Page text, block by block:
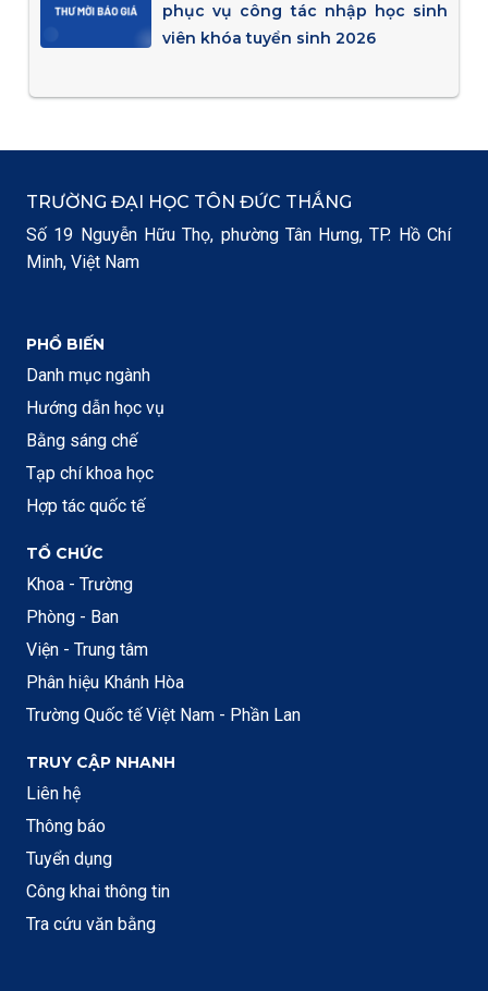
phục vụ công tác nhập học sinh
viên khóa tuyển sinh 2026
TRƯỜNG ĐẠI HỌC TÔN ĐỨC THẮNG
Số 19 Nguyễn Hữu Thọ, phường Tân Hưng, TP. Hồ Chí
Minh, Việt Nam
PHỔ BIẾN
Danh mục ngành
Hướng dẫn học vụ
Bằng sáng chế
Tạp chí khoa học
Hợp tác quốc tế
TỔ CHỨC
Khoa - Trường
Phòng - Ban
Viện - Trung tâm
Phân hiệu Khánh Hòa
Trường Quốc tế Việt Nam - Phần Lan
TRUY CẬP NHANH
Liên hệ
Thông báo
Tuyển dụng
Công khai thông tin
Tra cứu văn bằng